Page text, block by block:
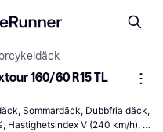
160/60 R15 TL
Sommardäck, Dubbfria däck,
Hastighetsindex V (240 km/h), H